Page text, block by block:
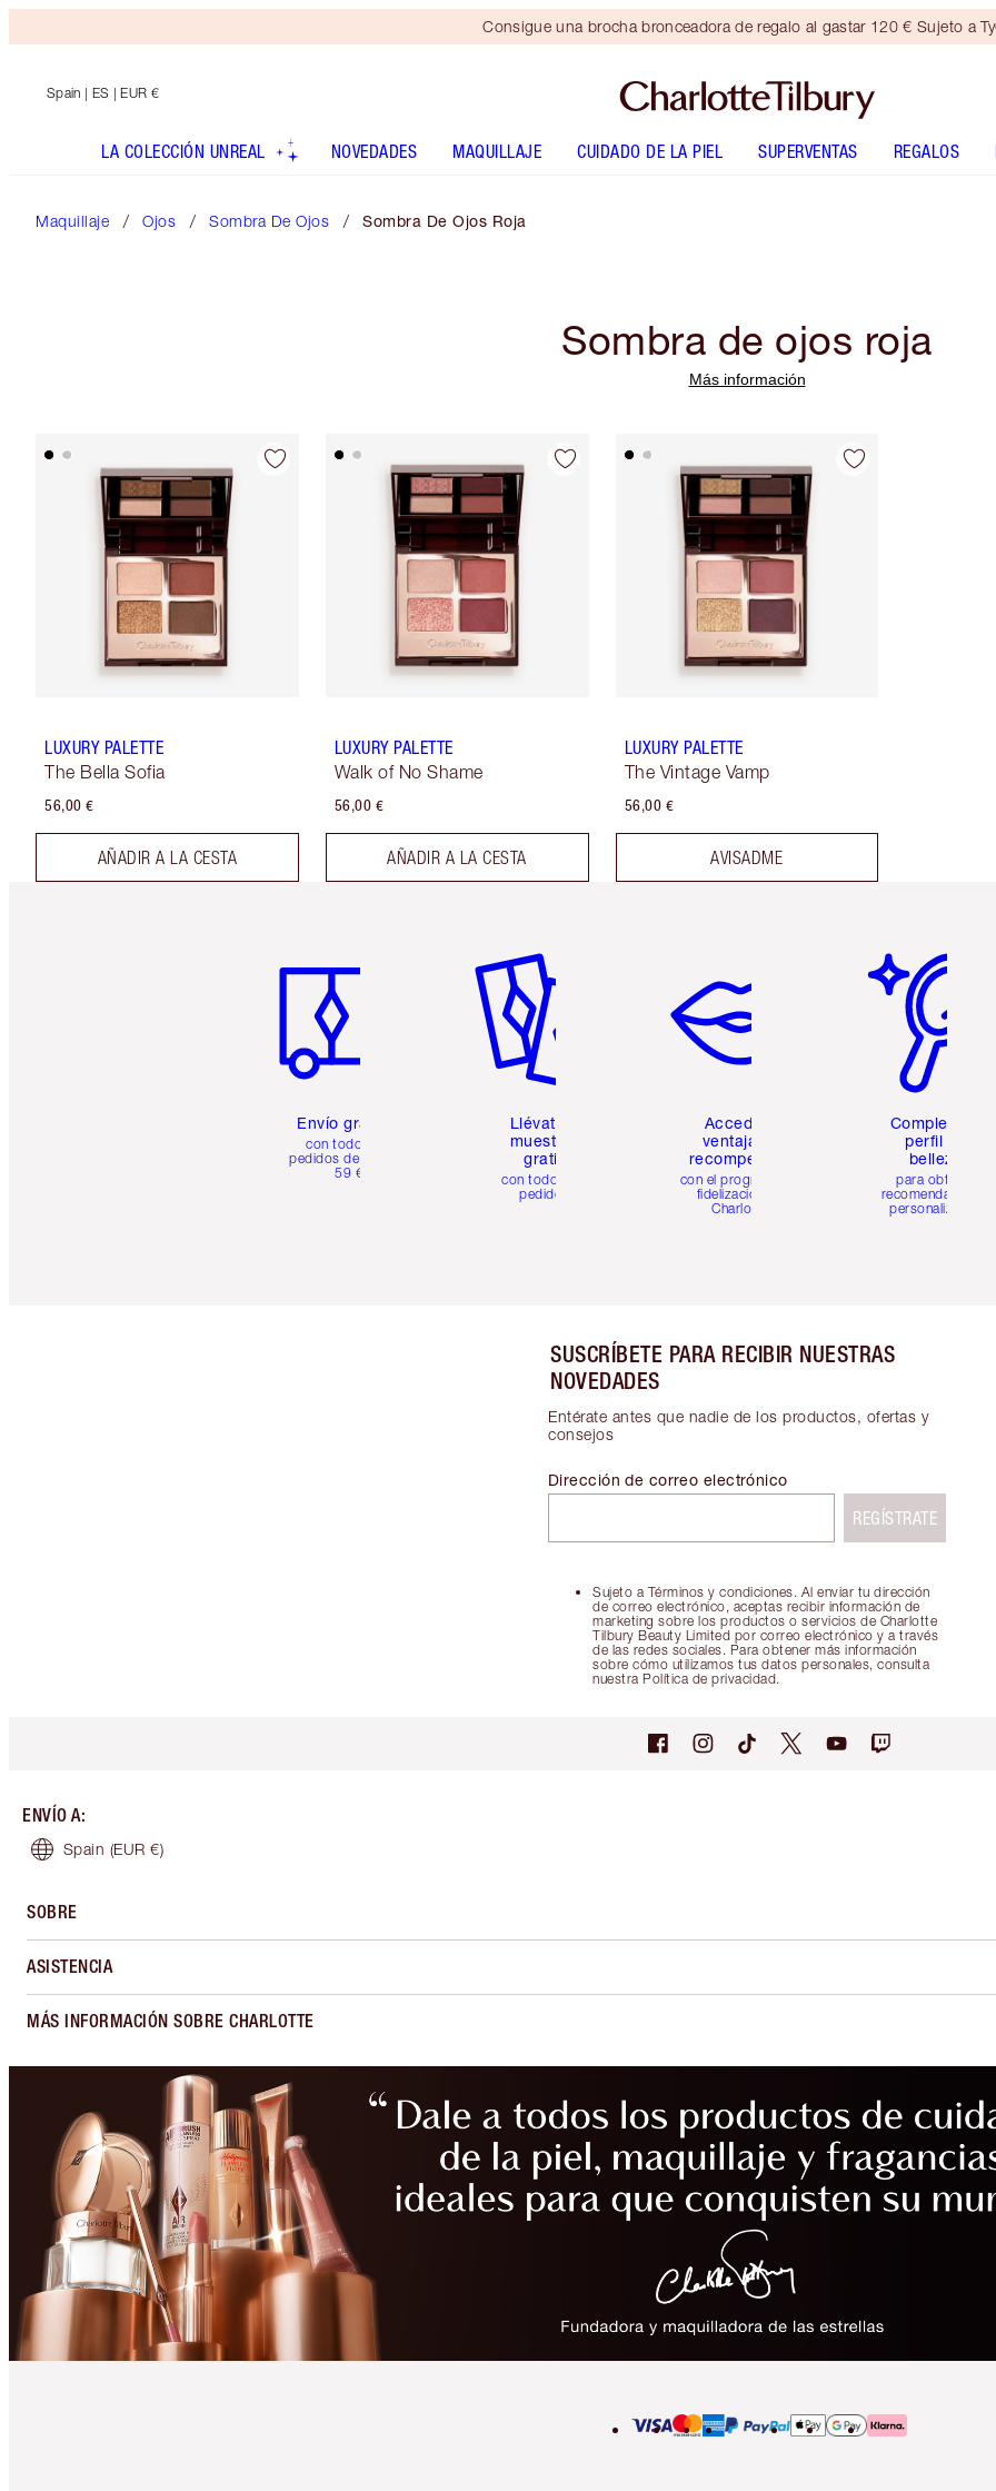
Consigue una brocha bronceadora de regalo al gastar 120 € Sujeto a
Spain | ES | EUR €
LA COLECCIÓN UNREAL NOVEDADES MAQUILLAJE CUIDADO DE LA PIEL SUPERVENTAS REGALOS
Maquillaje Ojos Sombra De Ojos Sombra De Ojos Roja
Sombra de ojos roja
Más información
LUXURY PALETTE
The Bella Sofia
56,00 €
AÑADIR A LA CESTA
LUXURY PALETTE
Walk of No Shame
56,00 €
AÑADIR A LA CESTA
LUXURY PALETTE
The Vintage Vamp
56,00 €
AVISADME
Envío gratuito
con todos los
pedidos de más de
59 €
Llévate 2
muestras
gratis
con todos los
pedidos
Accede a
ventajas y
recompensas
con el programa de
fidelización de
Charlotte
Completa tu
perfil de
belleza
para obtener
recomendaciones
personalizadas
SUSCRÍBETE PARA RECIBIR NUESTRAS
NOVEDADES
Entérate antes que nadie de los productos, ofertas y
consejos
Sujeto a Términos y condiciones. Al enviar tu dirección
de correo electrónico, aceptas recibir información de
marketing sobre los productos o servicios de Charlotte
Tilbury Beauty Limited por correo electrónico y a través
de las redes sociales. Para obtener más información
sobre cómo utilizamos tus datos personales, consulta
nuestra Política de privacidad.
Dirección de correo electrónico
REGÍSTRATE
ENVÍO A:
Spain (EUR €)
SOBRE
ASISTENCIA
MÁS INFORMACIÓN SOBRE CHARLOTTE